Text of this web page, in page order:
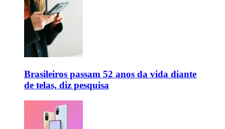
Brasileiros passam 52 anos da vida diante
de telas, diz pesquisa